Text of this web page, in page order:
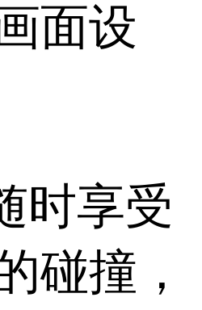
面设
时享受
碰撞，